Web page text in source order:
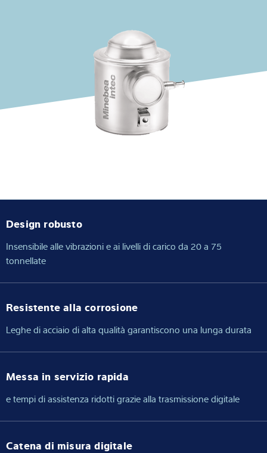
Ricerca dei prodotti
Design robusto
Insensibile alle vibrazioni e ai livelli di carico da 20 a 75
tonnellate
Resistente alla corrosione
Leghe di acciaio di alta qualità garantiscono una lunga durata
Messa in servizio rapida
e tempi di assistenza ridotti grazie alla trasmissione digitale
Catena di misura digitale